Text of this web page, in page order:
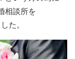
相談所を
た。